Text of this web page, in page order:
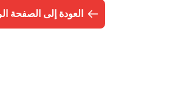
العودة إلى الصفحة